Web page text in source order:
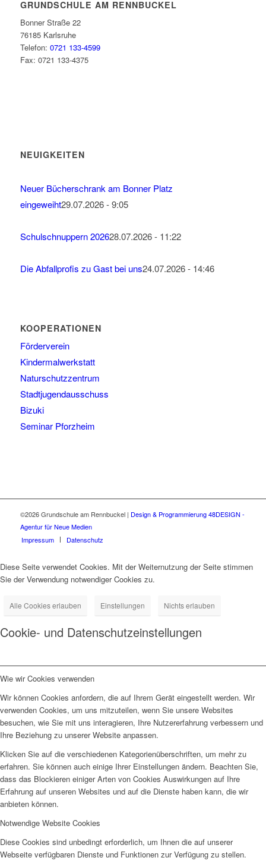
GRUNDSCHULE AM RENNBUCKEL
Bonner Straße 22
76185 Karlsruhe
Telefon: 0721 133-4599
Fax: 0721 133-4375
NEUIGKEITEN
Neuer Bücherschrank am Bonner Platz
eingeweiht29.07.2026 - 9:05
Schulschnuppern 202628.07.2026 - 11:22
Die Abfallprofis zu Gast bei uns24.07.2026 - 14:46
KOOPERATIONEN
Förderverein
Kindermalwerkstatt
Naturschutzzentrum
Stadtjugendausschuss
Bizuki
Seminar Pforzheim
©2026 Grundschule am Rennbuckel | Design & Programmierung 48DESIGN -
Agentur für Neue Medien
Impressum
Datenschutz
Diese Seite verwendet Cookies. Mit der Weiternutzung der Seite stimmen
Sie der Verwendung notwendiger Cookies zu.
Alle Cookies erlauben Einstellungen Nichts erlauben
Cookie- und Datenschutzeinstellungen
Wie wir Cookies verwenden
Wir können Cookies anfordern, die auf Ihrem Gerät eingestellt werden. Wir
verwenden Cookies, um uns mitzuteilen, wenn Sie unsere Websites
besuchen, wie Sie mit uns interagieren, Ihre Nutzererfahrung verbessern und
Ihre Beziehung zu unserer Website anpassen.
Klicken Sie auf die verschiedenen Kategorienüberschriften, um mehr zu
erfahren. Sie können auch einige Ihrer Einstellungen ändern. Beachten Sie,
dass das Blockieren einiger Arten von Cookies Auswirkungen auf Ihre
Erfahrung auf unseren Websites und auf die Dienste haben kann, die wir
anbieten können.
Notwendige Website Cookies
Diese Cookies sind unbedingt erforderlich, um Ihnen die auf unserer
Webseite verfügbaren Dienste und Funktionen zur Verfügung zu stellen.